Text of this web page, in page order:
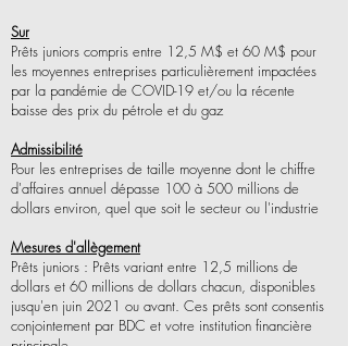
Sur
Prêts juniors compris entre 12,5 M$ et 60 M$ pour
les moyennes entreprises particulièrement impactées
par la pandémie de COVID-19 et/ou la récente
baisse des prix du pétrole et du gaz
Admissibilité
Pour les entreprises de taille moyenne dont le chiffre
d'affaires annuel dépasse 100 à 500 millions de
dollars environ, quel que soit le secteur ou l'industrie
Mesures d'allègement
Prêts juniors : Prêts variant entre 12,5 millions de
dollars et 60 millions de dollars chacun, disponibles
jusqu'en juin 2021 ou avant. Ces prêts sont consentis
conjointement par BDC et votre institution financière